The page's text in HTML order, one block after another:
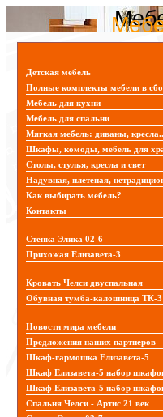
Детская мебель
Полные комплекты мебели в
Мебель для кухни
Мебель для спальни
Мягкая мебель: диваны,
Шкафы, комоды, мебель для
Столы, стулья, кресла и свет
Надувная, плетеная,
Как выбирать мебель?
Контакты
Стенка Элика 02-6
Прихожая Елизавета-3
Кровать Челси двуспальная
Обувная тумба-калошница ТК-3
Новости мира мебели
Предложения наших партнеров
Шкаф-гармошка Елизавета-5
Шкаф Елизавета-5 набор
Шкаф Елизавета-5 набор
Спальня Челси - Артис 21 век